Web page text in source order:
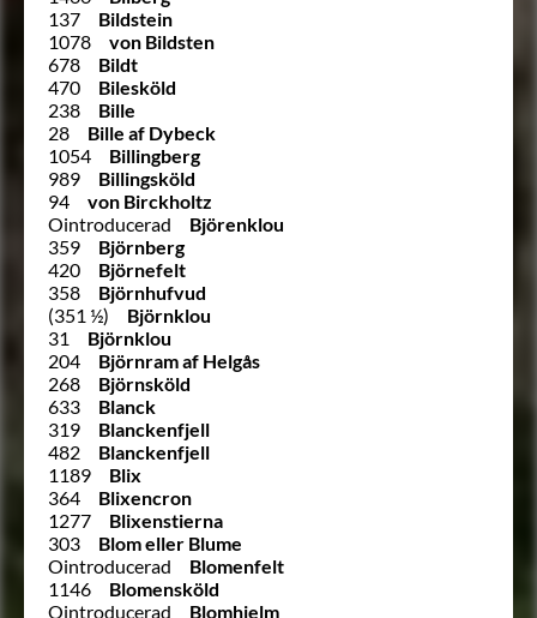
137
Bildstein
1078
von Bildsten
678
Bildt
470
Bilesköld
238
Bille
28
Bille af Dybeck
1054
Billingberg
989
Billingsköld
94
von Birckholtz
Ointroducerad
Björenklou
359
Björnberg
420
Björnefelt
358
Björnhufvud
(351 ½)
Björnklou
31
Björnklou
204
Björnram af Helgås
268
Björnsköld
633
Blanck
319
Blanckenfjell
482
Blanckenfjell
1189
Blix
364
Blixencron
1277
Blixenstierna
303
Blom eller Blume
Ointroducerad
Blomenfelt
1146
Blomensköld
Ointroducerad
Blomhjelm